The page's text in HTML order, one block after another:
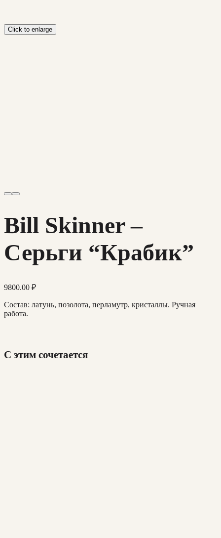
Click to enlarge
Bill Skinner –
Серьги “Крабик”
9800.00 ₽
Состав: латунь, позолота, перламутр, кристаллы. Ручная
работа.
С этим сочетается